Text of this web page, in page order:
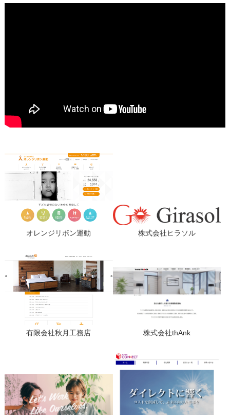
オレンジリボン運動 株式会社ヒラソル
有限会社秋月工務店 株式会社thAnk